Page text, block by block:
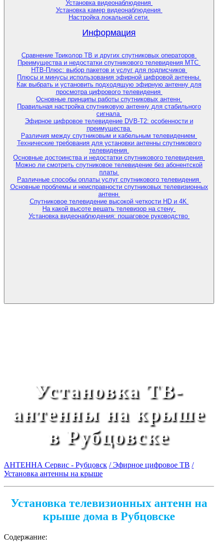
Установка видеонаблюдения
Установка камер видеонаблюдения
Настройка локальной сети
Информация
Сравнение Триколор ТВ и других спутниковых операторов
Преимущества и недостатки спутникового телевидения МТС
НТВ-Плюс: выбор пакетов и услуг для подписчиков
Плюсы и минусы использования эфирной цифровой антенны
Как выбрать и установить подходящую эфирную антенну для
просмотра цифрового телевидения
Основные принципы работы спутниковых антенн
Правильная настройка спутниковую антенну для стабильного
сигнала
Эфирное цифровое телевидение DVB-T2: особенности и
преимущества
Различия между спутниковым и кабельным телевидением
Технические требования для установки антенны спутникового
телевидения
Основные достоинства и недостатки спутникового телевидения
Можно ли смотреть спутниковое телевидение без абонентской
платы
Различные способы оплаты услуг спутникового телевидения
Основные проблемы и неисправности спутниковых телевизионных
антенн
Спутниковое телевидение высокой четкости HD и 4K
На какой высоте вешать телевизор на стену
Установка видеонаблюдения: пошаговое руководство
Установка ТВ-
антенны на крыше
в Рубцовске
АНТЕННА Сервис - Рубцовск / Эфирное цифровое ТВ /
Установка антенны на крыше
Установка телевизионных антенн на
крыше дома в Рубцовске
Содержание: